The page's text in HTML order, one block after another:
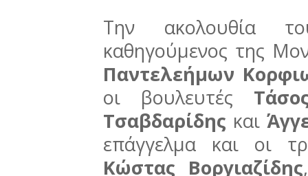
Την ακολουθία
καθηγούμενος της
Παντελεήμων
οι βουλευτές
Τσαβδαρίδης και
επάγγελμα και οι
Κώστας Βοργιαζίδης